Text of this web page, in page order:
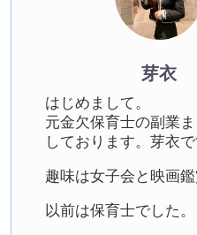
芽衣
はじめまして。
元金欠保育士の副業
しております。芽衣で
趣味は女子会と映画鑑
以前は保育士でした。